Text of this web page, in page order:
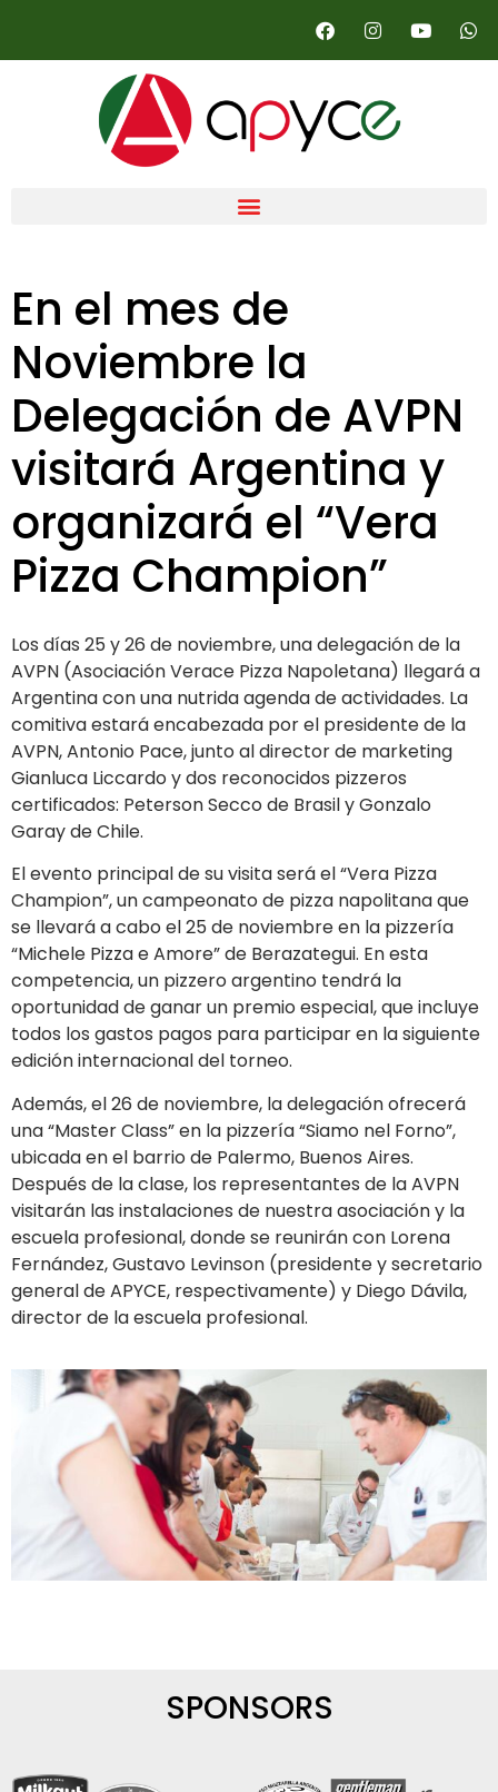
En el mes de
Noviembre la
Delegación de AVPN
visitará Argentina y
organizará el “Vera
Pizza Champion”
Los días 25 y 26 de noviembre, una delegación de la
AVPN (Asociación Verace Pizza Napoletana) llegará a
Argentina con una nutrida agenda de actividades. La
comitiva estará encabezada por el presidente de la
AVPN, Antonio Pace, junto al director de marketing
Gianluca Liccardo y dos reconocidos pizzeros
certificados: Peterson Secco de Brasil y Gonzalo
Garay de Chile.
El evento principal de su visita será el “Vera Pizza
Champion”, un campeonato de pizza napolitana que
se llevará a cabo el 25 de noviembre en la pizzería
“Michele Pizza e Amore” de Berazategui. En esta
competencia, un pizzero argentino tendrá la
oportunidad de ganar un premio especial, que incluye
todos los gastos pagos para participar en la siguiente
edición internacional del torneo.
Además, el 26 de noviembre, la delegación ofrecerá
una “Master Class” en la pizzería “Siamo nel Forno”,
ubicada en el barrio de Palermo, Buenos Aires.
Después de la clase, los representantes de la AVPN
visitarán las instalaciones de nuestra asociación y la
escuela profesional, donde se reunirán con Lorena
Fernández, Gustavo Levinson (presidente y secretario
general de APYCE, respectivamente) y Diego Dávila,
director de la escuela profesional.
SPONSORS